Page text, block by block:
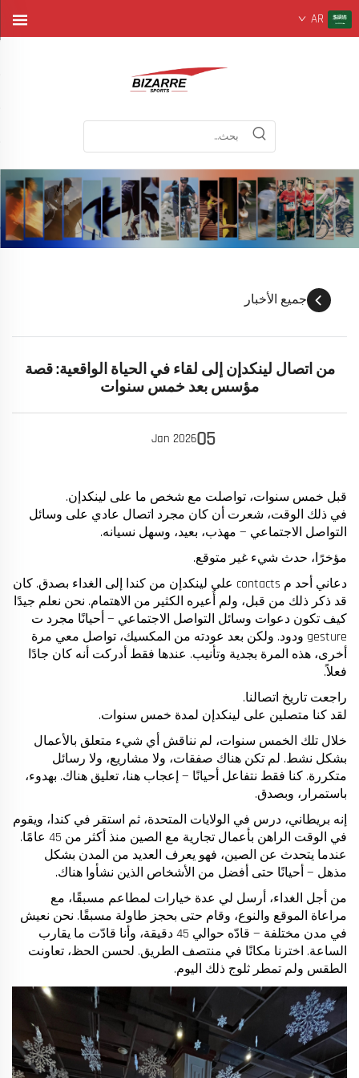
AR
جميع الأخبار
من اتصال لينكدإن إلى لقاء في الحياة الواقعية: قصة
مؤسس بعد خمس سنوات
05
Jan 2026
قبل خمس سنوات، تواصلت مع شخص ما على لينكدإن.
في ذلك الوقت، شعرت أن كان مجرد اتصال عادي على وسائل
التواصل الاجتماعي — مهذب، بعيد، وسهل نسيانه.
مؤخرًا، حدث شيء غير متوقع.
دعاني أحد م contacts على لينكدإن من كندا إلى الغداء بصدق. كان
قد ذكر ذلك من قبل، ولم أُعيره الكثير من الاهتمام. نحن نعلم جيدًا
كيف تكون دعوات وسائل التواصل الاجتماعي — أحيانًا مجرد ت
gesture ودود. ولكن بعد عودته من المكسيك، تواصل معي مرة
أخرى، هذه المرة بجدية وتأنيب. عندها فقط أدركت أنه كان جادًا
فعلاً.
راجعت تاريخ اتصالنا.
لقد كنا متصلين على لينكدإن لمدة خمس سنوات.
خلال تلك الخمس سنوات، لم نناقش أي شيء متعلق بالأعمال
بشكل نشط. لم تكن هناك صفقات، ولا مشاريع، ولا رسائل
متكررة. كنا فقط نتفاعل أحيانًا — إعجاب هنا، تعليق هناك. بهدوء،
باستمرار، وبصدق.
إنه بريطاني، درس في الولايات المتحدة، ثم استقر في كندا، ويقوم
في الوقت الراهن بأعمال تجارية مع الصين منذ أكثر من 45 عامًا.
عندما يتحدث عن الصين، فهو يعرف العديد من المدن بشكل
مذهل — أحيانًا حتى أفضل من الأشخاص الذين نشأوا هناك.
من أجل الغداء، أرسل لي عدة خيارات لمطاعم مسبقًا، مع
مراعاة الموقع والنوع، وقام حتى بحجز طاولة مسبقًا. نحن نعيش
في مدن مختلفة — قادّه حوالي 45 دقيقة، وأنا قادّت ما يقارب
الساعة. اخترنا مكانًا في منتصف الطريق. لحسن الحظ، تعاونت
الطقس ولم تمطر ثلوج ذلك اليوم.